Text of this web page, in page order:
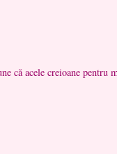
că acele creioane